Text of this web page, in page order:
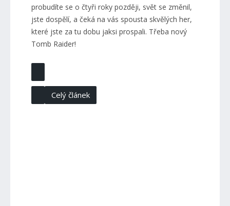
probudíte se o čtyři roky později, svět se změnil,
jste dospělí, a čeká na vás spousta skvělých her,
které jste za tu dobu jaksi prospali. Třeba nový
Tomb Raider!
Celý článek